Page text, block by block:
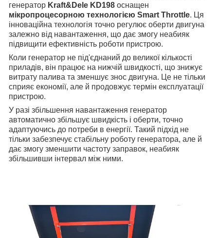
генератор Kraft&Dele KD198 оснащен
мікропроцесорною технологією Smart Throttle. Ця
інноваційна технологія точно регулює оберти двигуна
залежно від навантаження, що дає змогу неабияк
підвищити ефективність роботи пристрою.
Коли генератор не під'єднаний до великої кількості
приладів, він працює на нижчій швидкості, що знижує
витрату палива та зменшує знос двигуна. Це не тільки
сприяє економії, але й продовжує термін експлуатації
пристрою.
У разі збільшення навантаження генератор
автоматично збільшує швидкість і оберти, точно
адаптуючись до потреби в енергії. Такий підхід не
тільки забезпечує стабільну роботу генератора, але й
дає змогу зменшити частоту заправок, неабияк
збільшивши інтервал між ними.